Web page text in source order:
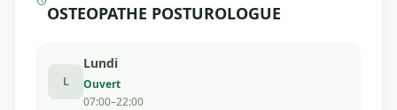
OSTEOPATHE POSTUROLOGUE
L
Lundi
Ouvert
07:00–22:00